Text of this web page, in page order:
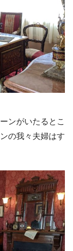
ンがいたるとこ
の我々夫婦はす